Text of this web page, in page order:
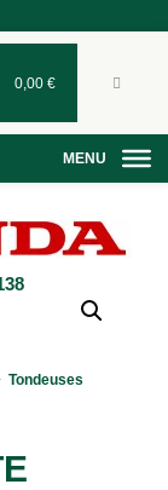
0,00 €
Tondeuses